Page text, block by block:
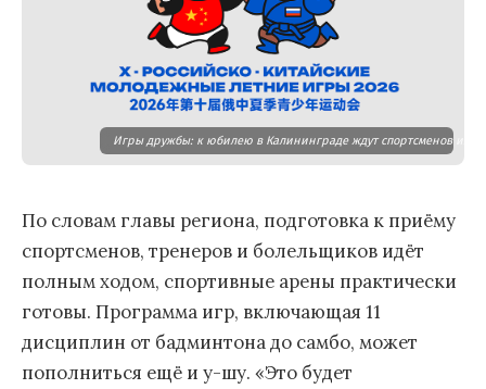
Игры дружбы: к юбилею в Калининграде ждут спортсменов из
По словам главы региона, подготовка к приёму
спортсменов, тренеров и болельщиков идёт
полным ходом, спортивные арены практически
готовы. Программа игр, включающая 11
дисциплин от бадминтона до самбо, может
пополниться ещё и у-шу. «Это будет